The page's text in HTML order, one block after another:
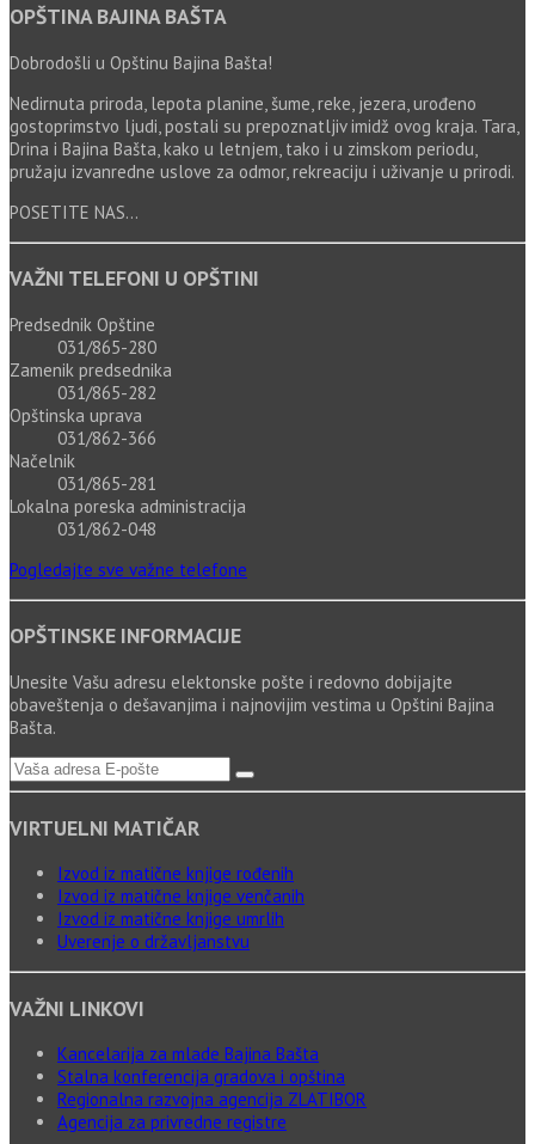
OPŠTINA BAJINA BAŠTA
Dobrodošli u Opštinu Bajina Bašta!
Nedirnuta priroda, lepota planine, šume, reke, jezera, urođeno
gostoprimstvo ljudi, postali su prepoznatljiv imidž ovog kraja. Tara,
Drina i Bajina Bašta, kako u letnjem, tako i u zimskom periodu,
pružaju izvanredne uslove za odmor, rekreaciju i uživanje u prirodi.
POSETITE NAS...
VAŽNI TELEFONI U OPŠTINI
Predsednik Opštine
031/865-280
Zamenik predsednika
031/865-282
Opštinska uprava
031/862-366
Načelnik
031/865-281
Lokalna poreska administracija
031/862-048
Pogledajte sve važne telefone
OPŠTINSKE INFORMACIJE
Unesite Vašu adresu elektonske pošte i redovno dobijajte
obaveštenja o dešavanjima i najnovijim vestima u Opštini Bajina
Bašta.
VIRTUELNI MATIČAR
Izvod iz matične knjige rođenih
Izvod iz matične knjige venčanih
Izvod iz matične knjige umrlih
Uverenje o državljanstvu
VAŽNI LINKOVI
Kancelarija za mlade Bajina Bašta
Stalna konferencija gradova i opština
Regionalna razvojna agencija ZLATIBOR
Agencija za privredne registre